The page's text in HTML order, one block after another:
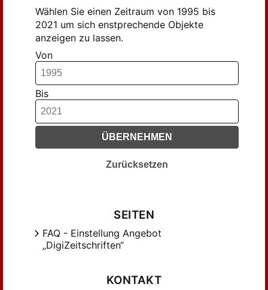
Wählen Sie einen Zeitraum von 1995 bis
2021 um sich enstprechende Objekte
anzeigen zu lassen.
Von
Bis
ÜBERNEHMEN
Zurücksetzen
SEITEN
FAQ - Einstellung Angebot
„DigiZeitschriften“
KONTAKT